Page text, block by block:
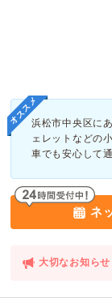
オススメ浜松市中央区に
ェレットなどの
車でも安心して
ネ
大切なお知らせ
富士宮市
島田市 (8)
(9)
御殿場市 (10)
御前崎市 (3)
イヌ
(1)
(1)
フェレット (1)
(0)
歯と口腔系疾患
(1)
皮膚系疾患
循環器系疾患 (1)